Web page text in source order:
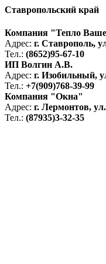
Ставропольский край
Компания "Тепло
Адрес: г. Ставрополь,
Тел.: (8652)95-67-10
ИП Волгин А.В.
Адрес: г. Изобильный,
Тел.: +7(909)768-39-99
Компания "Окна"
Адрес: г. Лермонтов,
Тел.: (87935)3-32-35